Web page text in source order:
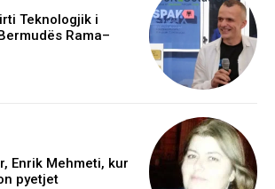
Teknologjik i
Rama–
Enrik Mehmeti, kur
pyetjet